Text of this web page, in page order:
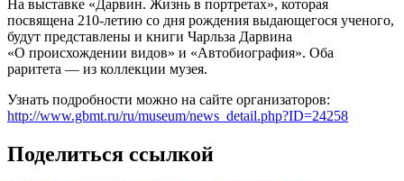
На выставке «Дарвин. Жизнь в портретах», которая
посвящена 210-летию со дня рождения выдающегося ученого,
будут представлены и книги Чарльза Дарвина
«О происхождении видов» и «Автобиография». Оба
раритета — из коллекции музея.
Узнать подробности можно на сайте организаторов:
http://www.gbmt.ru/ru/museum/news_detail.php?ID=24258
Поделиться ссылкой